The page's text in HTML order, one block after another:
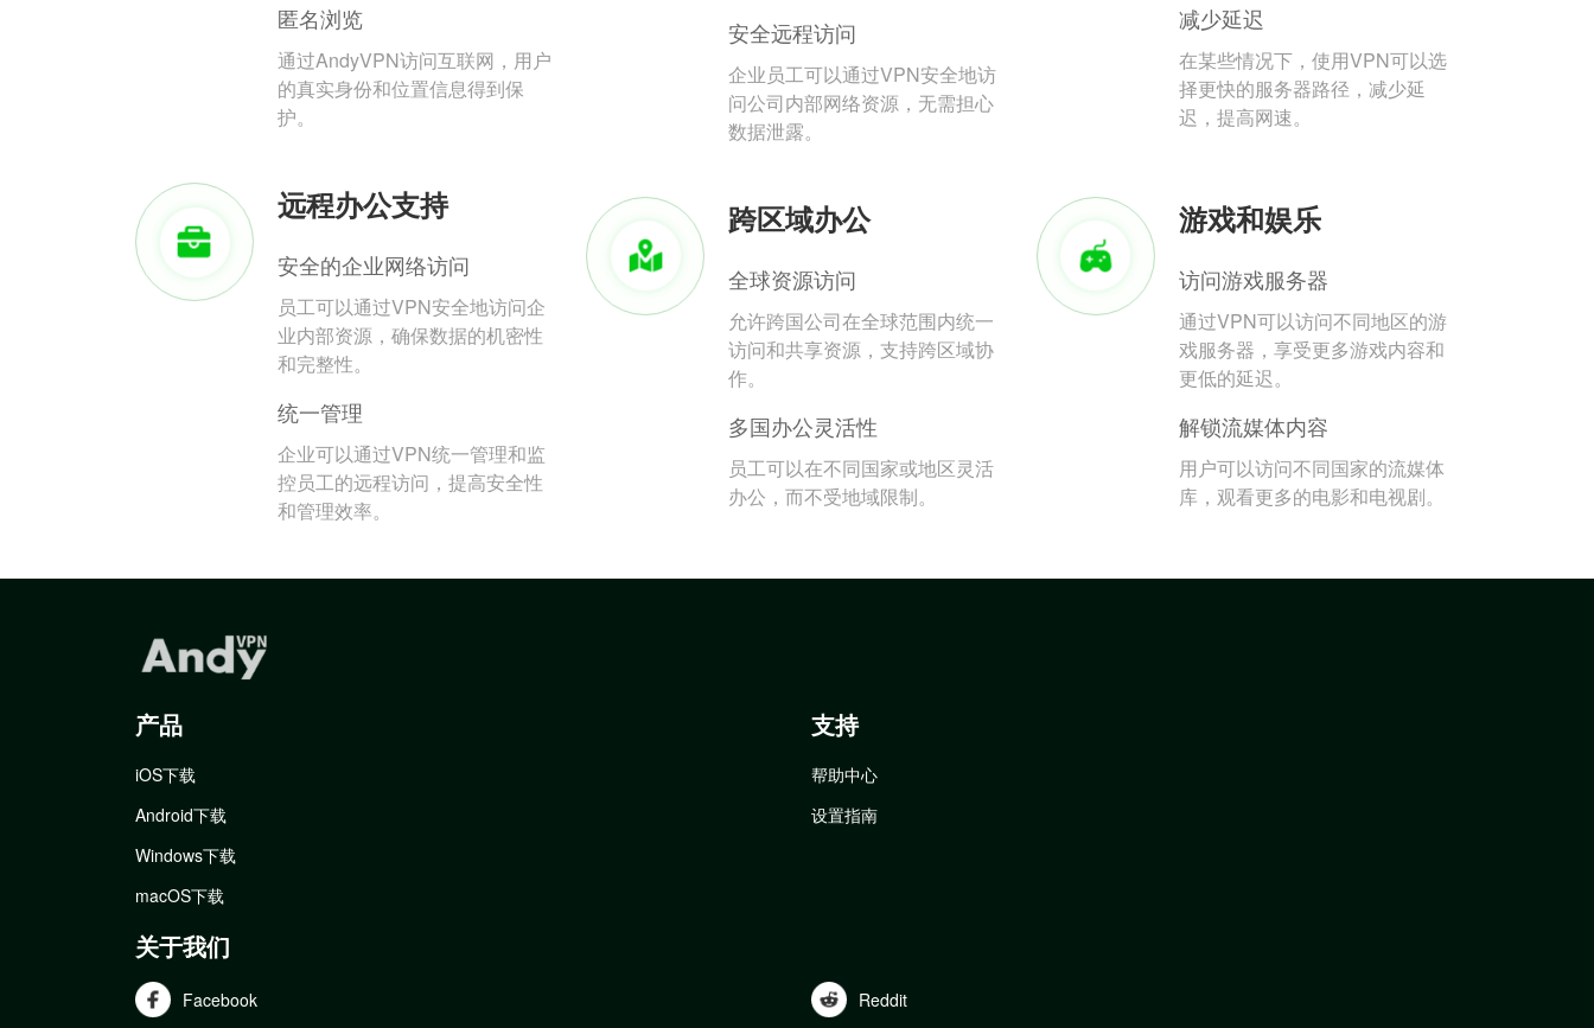
匿名浏览
通过AndyVPN访问互联网，用户
的真实身份和位置信息得到保
护。
安全远程访问
企业员工可以通过VPN安全地访
问公司内部网络资源，无需担心
数据泄露。
减少延迟
在某些情况下，使用VPN可以选
择更快的服务器路径，减少延
迟，提高网速。
远程办公支持
安全的企业网络访问
员工可以通过VPN安全地访问企
业内部资源，确保数据的机密性
和完整性。
统一管理
企业可以通过VPN统一管理和监
控员工的远程访问，提高安全性
和管理效率。
跨区域办公
全球资源访问
允许跨国公司在全球范围内统一
访问和共享资源，支持跨区域协
作。
多国办公灵活性
员工可以在不同国家或地区灵活
办公，而不受地域限制。
游戏和娱乐
访问游戏服务器
通过VPN可以访问不同地区的游
戏服务器，享受更多游戏内容和
更低的延迟。
解锁流媒体内容
用户可以访问不同国家的流媒体
库，观看更多的电影和电视剧。
产品
iOS下载
Android下载
Windows下载
macOS下载
支持
帮助中心
设置指南
关于我们
Facebook Reddit